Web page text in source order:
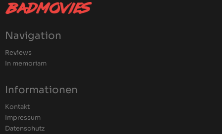
Navigation
Reviews
In memoriam
Informationen
Kontakt
Impressum
Datenschutz